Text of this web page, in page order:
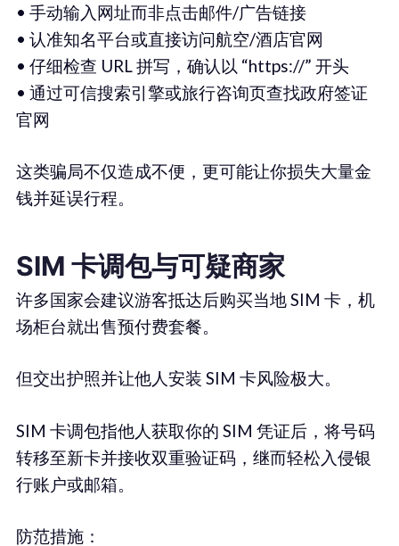
• 手动输入网址而非点击邮件/广告链接
• 认准知名平台或直接访问航空/酒店官网
• 仔细检查 URL 拼写，确认以 “https://” 开头
• 通过可信搜索引擎或旅行咨询页查找政府签证
官网
这类骗局不仅造成不便，更可能让你损失大量金
钱并延误行程。
SIM 卡调包与可疑商家
许多国家会建议游客抵达后购买当地 SIM 卡，机
场柜台就出售预付费套餐。
但交出护照并让他人安装 SIM 卡风险极大。
SIM 卡调包指他人获取你的 SIM 凭证后，将号码
转移至新卡并接收双重验证码，继而轻松入侵银
行账户或邮箱。
防范措施：